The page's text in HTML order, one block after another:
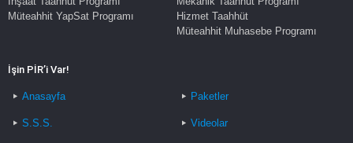
Müteahhit YapSat Programı
Hizmet Taahhüt
Müteahhit Muhasebe Programı
İşin PİR’i Var!
Anasayfa Paketler
S.S.S. Videolar